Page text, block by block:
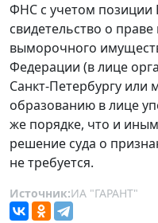
ФНС с учетом позиции
свидетельство о
выморочного
Федерации (в лице
Санкт-Петербургу или
образованию в лице
же порядке, что и
решение суда о
не требуется.
Источник:ИА "ГАРАНТ"